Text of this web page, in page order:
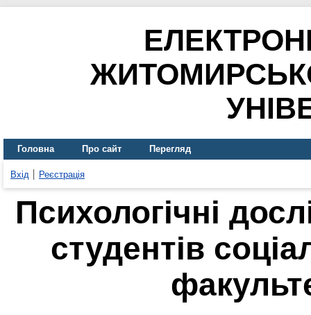
Головна Про сайт Перегляд
Вхід Реєстрація
Психологічні
студентів